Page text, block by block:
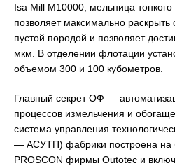
Isa Mill M10000, мельница
позволяет максимально раскрыть
пустой породой и позволяет
мкм. В отделении флотации
объемом 300 и 100 кубометров.
Главный секрет ОФ —
процессов измельчения и
система управления
— АСУТП) фабрики построена на
PROSCON фирмы Outotec и